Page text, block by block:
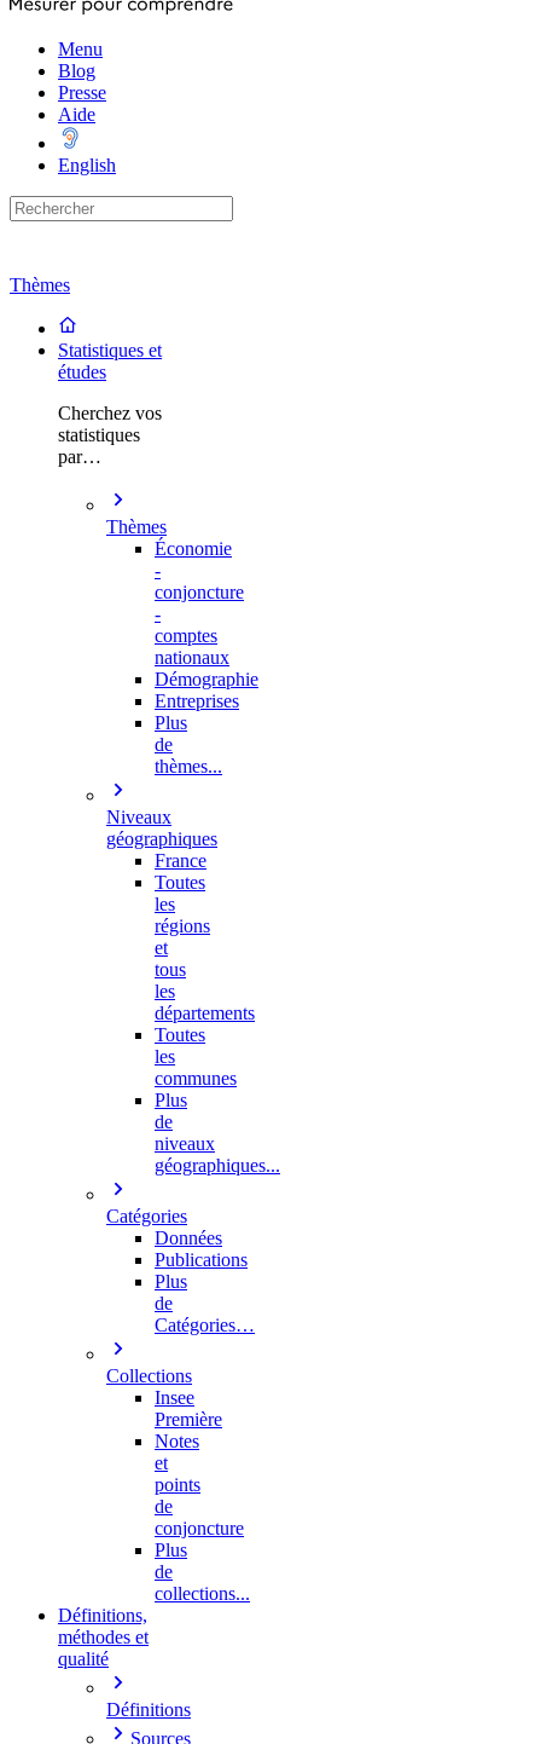
Menu
Blog
Presse
Aide
English
Thèmes
Statistiques et
études
Cherchez vos
statistiques
par…
Thèmes
Économie
-
conjoncture
-
comptes
nationaux
Démographie
Entreprises
Plus
de
thèmes...
Niveaux
géographiques
France
Toutes
les
régions
et
tous
les
départements
Toutes
les
communes
Plus
de
niveaux
géographiques...
Catégories
Données
Publications
Plus
de
Catégories…
Collections
Insee
Première
Notes
et
points
de
conjoncture
Plus
de
collections...
Définitions,
méthodes et
qualité
Définitions
Sources